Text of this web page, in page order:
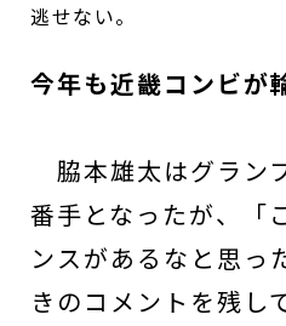
逃せない。
今年も近畿コンビが
脇本雄太はグラン
番手となったが、「
ンスがあるなと思っ
きのコメントを残し